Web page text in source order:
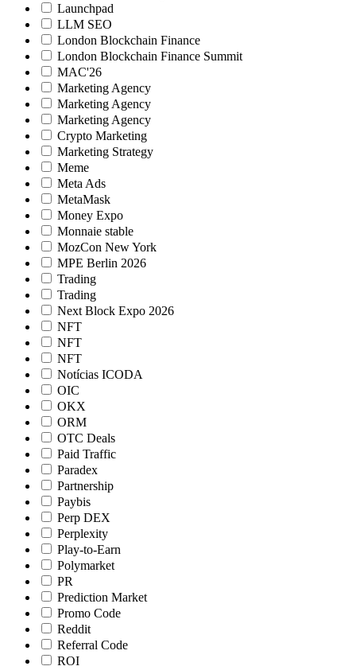
Launchpad
LLM SEO
London Blockchain Finance
London Blockchain Finance Summit
MAC'26
Marketing Agency
Marketing Agency
Marketing Agency
Crypto Marketing
Marketing Strategy
Meme
Meta Ads
MetaMask
Money Expo
Monnaie stable
MozCon New York
MPE Berlin 2026
Trading
Trading
Next Block Expo 2026
NFT
NFT
NFT
Notícias ICODA
OIC
OKX
ORM
OTC Deals
Paid Traffic
Paradex
Partnership
Paybis
Perp DEX
Perplexity
Play-to-Earn
Polymarket
PR
Prediction Market
Promo Code
Reddit
Referral Code
ROI